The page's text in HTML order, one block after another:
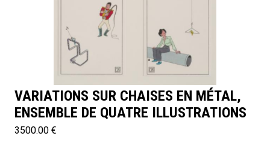
VARIATIONS SUR CHAISES EN MÉTAL,
ENSEMBLE DE QUATRE ILLUSTRATIONS
3500.00 €